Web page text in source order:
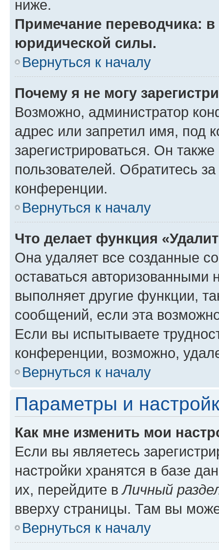
ниже.
Примечание переводчика:
юридической силы.
Вернуться к началу
Почему я не могу
Возможно, администратор
адрес или запретил имя, под
зарегистрироваться. Он
пользователей. Обратитесь
конференции.
Вернуться к началу
Что делает функция
Она удаляет все созданные
оставаться авторизованными
выполняет другие функции,
сообщений, если эта
Если вы испытываете
конференции, возможно,
Вернуться к началу
Параметры и
Как мне изменить мои
Если вы являетесь
настройки хранятся в базе
их, перейдите вЛичный
вверху страницы. Там вы
Вернуться к началу